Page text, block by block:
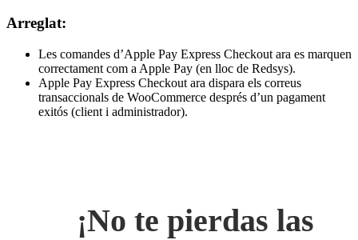
Arreglat:
Les comandes d’Apple Pay Express Checkout ara es marquen
correctament com a Apple Pay (en lloc de Redsys).
Apple Pay Express Checkout ara dispara els correus
transaccionals de WooCommerce després d’un pagament
exitós (client i administrador).
¡No te pierdas las